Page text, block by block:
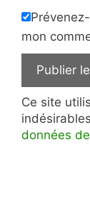
mon
Ce site
données